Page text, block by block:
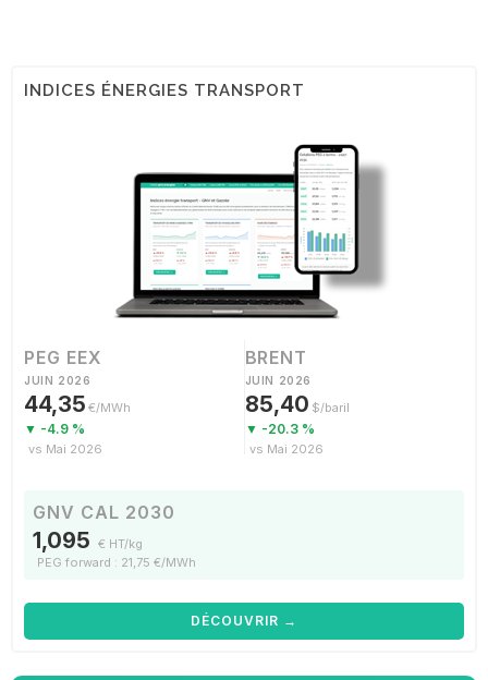
INDICES ÉNERGIES TRANSPORT
PEG EEX
JUIN 2026
44,35 €/MWh
▼ -4.9 %
vs Mai 2026
BRENT
JUIN 2026
85,40 $/baril
▼ -20.3 %
vs Mai 2026
GNV CAL 2030
1,095 € HT/kg
PEG forward : 21,75 €/MWh
DÉCOUVRIR →